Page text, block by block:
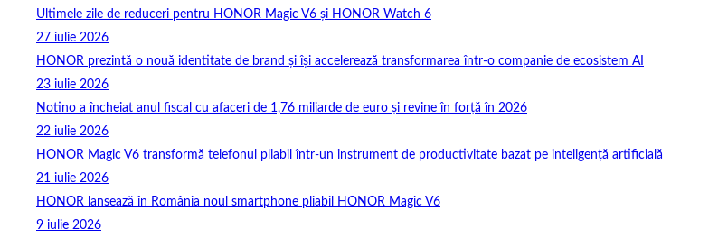
Ultimele zile de reduceri pentru HONOR Magic V6 și HONOR Watch 6
27 iulie 2026
HONOR prezintă o nouă identitate de brand și își accelerează transformarea într-o companie de ecosistem AI
23 iulie 2026
Notino a încheiat anul fiscal cu afaceri de 1,76 miliarde de euro și revine în forță în 2026
22 iulie 2026
HONOR Magic V6 transformă telefonul pliabil într-un instrument de productivitate bazat pe inteligență artificială
21 iulie 2026
HONOR lansează în România noul smartphone pliabil HONOR Magic V6
9 iulie 2026